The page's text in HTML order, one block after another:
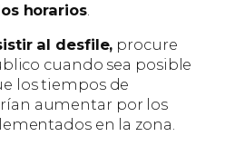
horarios.
al desfile, procure
cuando sea posible
los tiempos de
aumentar por los
en la zona.